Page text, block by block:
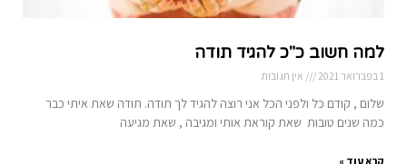
למה חשוב כ"כ להגיד תודה
1 בפברואר 2021 אין תגובות
שלום , קודם כל ולפני הכל אני רוצה להגיד לך תודה. תודה שאת איתי כבר
כמה שנים טובות שאת קוראת אותי ומגיבה , שאת מגיעה
קרא עוד »